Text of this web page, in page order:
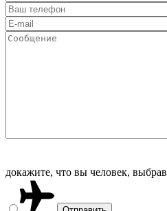
докажите, что вы человек, выбрав